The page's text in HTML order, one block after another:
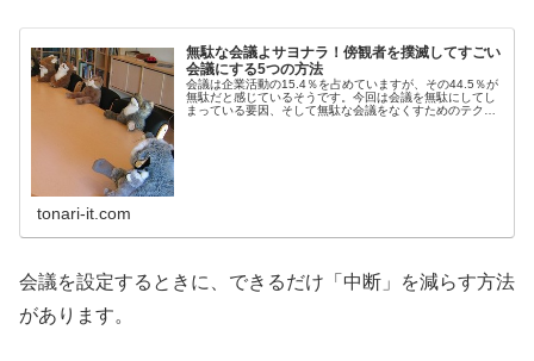
無駄な会議よサヨナラ！傍観者を撲滅してすごい
会議にする5つの方法
会議は企業活動の15.4％を占めていますが、その44.5％が
無駄だと感じているそうです。今回は会議を無駄にしてし
まっている要因、そして無駄な会議をなくすためのテクニ
tonari-it.com
会議を設定するときに、できるだけ「中断」を減らす方法
があります。